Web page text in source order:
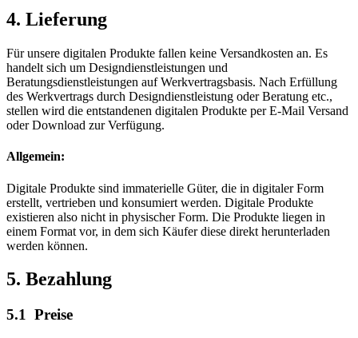
4. Lieferung
Für unsere digitalen Produkte fallen keine Versandkosten an. Es
handelt sich um Designdienstleistungen und
Beratungsdienstleistungen auf Werkvertragsbasis. Nach Erfüllung
des Werkvertrags durch Designdienstleistung oder Beratung etc.,
stellen wird die entstandenen digitalen Produkte per E-Mail Versand
oder Download zur Verfügung.
Allgemein:
Digitale Produkte sind immaterielle Güter, die in digitaler Form
erstellt, vertrieben und konsumiert werden. Digitale Produkte
existieren also nicht in physischer Form. Die Produkte liegen in
einem Format vor, in dem sich Käufer diese direkt herunterladen
werden können.
5. Bezahlung
5.1 Preise